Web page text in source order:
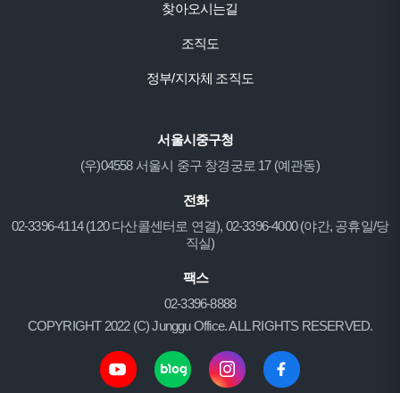
찾아오시는길
조직도
정부/지자체 조직도
서울시중구청
(우)04558 서울시 중구 창경궁로 17 (예관동)
전화
02-3396-4114 (120 다산콜센터로 연결), 02-3396-4000 (야간, 공휴일/당
직실)
팩스
02-3396-8888
COPYRIGHT 2022 (C) Junggu Office. ALL RIGHTS RESERVED.